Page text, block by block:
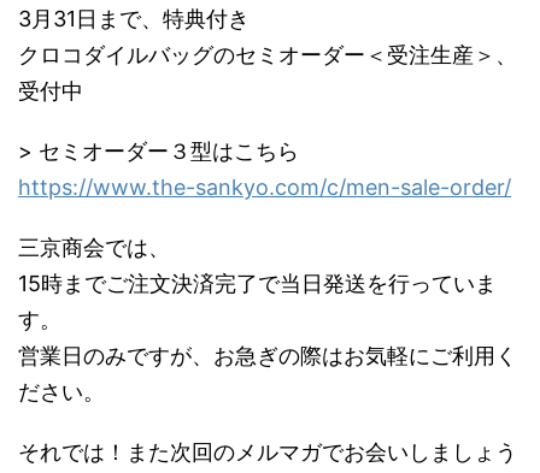
3月31日まで、特典付き
クロコダイルバッグのセミオーダー＜受注生産＞、
受付中
> セミオーダー３型はこちら
https://www.the-sankyo.com/c/men-sale-order/
三京商会では、
15時までご注文決済完了で当日発送を行っていま
す。
営業日のみですが、お急ぎの際はお気軽にご利用く
ださい。
それでは！また次回のメルマガでお会いしましょう